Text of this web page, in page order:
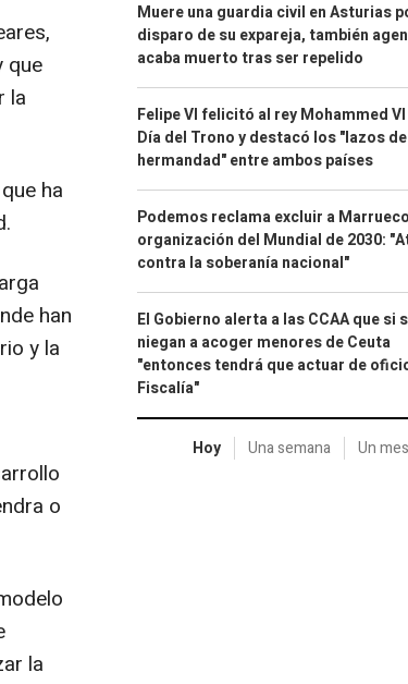
que
la
ha
han
y la
o
la
Muere una guardia civil en Asturias
disparo de su expareja, también
acaba muerto tras ser repelido
Felipe VI felicitó al rey Mohammed
Día del Trono y destacó los "lazos de
hermandad" entre ambos países
Podemos reclama excluir a
organización del Mundial de 2030:
contra la soberanía nacional"
El Gobierno alerta a las CCAA que si
niegan a acoger menores de Ceuta
"entonces tendrá que actuar de
Fiscalía"
Hoy Una semana Un mes